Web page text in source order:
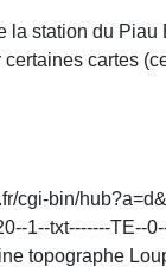
la station du Piau
cartes
cgi-bin/
1--txt-------TE--
topographe